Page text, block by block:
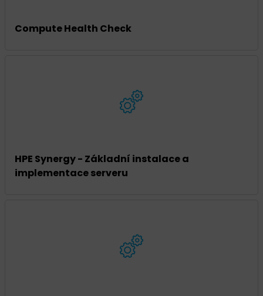
Compute Health Check
HPE Synergy - Základní instalace a
implementace serveru